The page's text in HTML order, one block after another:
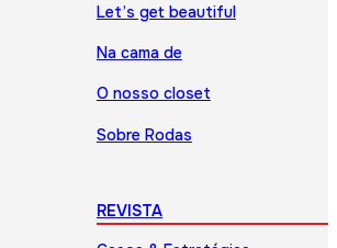
Let’s get beautiful
Na cama de
O nosso closet
Sobre Rodas
REVISTA